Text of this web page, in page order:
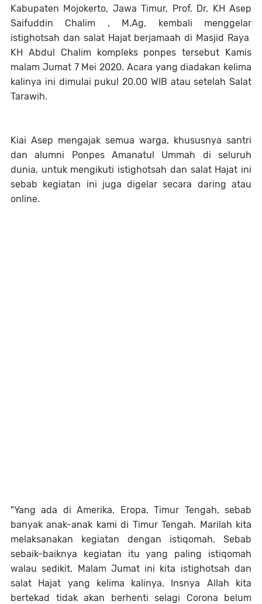
Kabupaten Mojokerto, Jawa Timur, Prof. Dr. KH Asep
Saifuddin Chalim , M.Ag, kembali menggelar
istighotsah dan salat Hajat berjamaah di Masjid Raya
KH Abdul Chalim kompleks ponpes tersebut Kamis
malam Jumat 7 Mei 2020. Acara yang diadakan kelima
kalinya ini dimulai pukul 20.00 WIB atau setelah Salat
Tarawih.
Kiai Asep mengajak semua warga, khususnya santri
dan alumni Ponpes Amanatul Ummah di seluruh
dunia, untuk mengikuti istighotsah dan salat Hajat ini
sebab kegiatan ini juga digelar secara daring atau
online.
"Yang ada di Amerika, Eropa, Timur Tengah, sebab
banyak anak-anak kami di Timur Tengah. Marilah kita
melaksanakan kegiatan dengan istiqomah. Sebab
sebaik-baiknya kegiatan itu yang paling istiqomah
walau sedikit. Malam Jumat ini kita istighotsah dan
salat Hajat yang kelima kalinya. Insnya Allah kita
bertekad tidak akan berhenti selagi Corona belum